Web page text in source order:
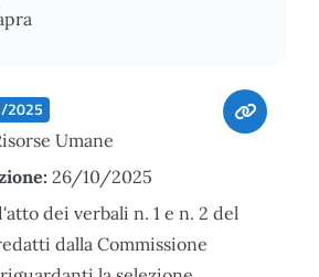
2025
Umane
26/10/2025
dei verbali n. 1 e n. 2 del
dalla Commissione